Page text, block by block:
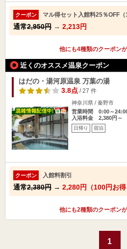
クーポン マル得セット入館料25％OFF（
通常2,950円 → 2,213円
他にも4種類のクーポン
近くのオススメ温泉クーポン
はだの・湯河原温泉 万葉の湯
3.8点/ 27 件
神奈川県 / 秦野市
営業時間 0:00～
入浴料金 2,380円～
日帰り 宿泊
クーポン 入館料割引
通常2,380円 → 2,280円（100円お得
他にも2種類のクーポン
1